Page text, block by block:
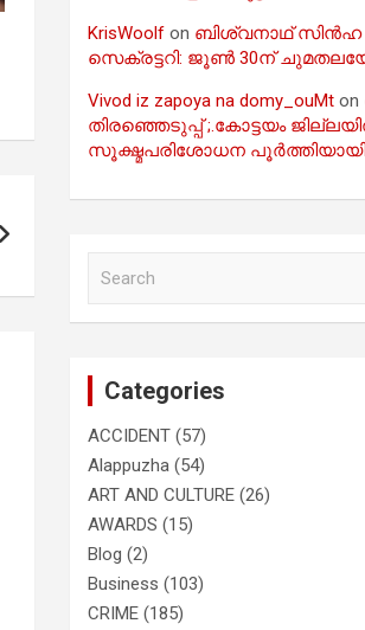
KrisWoolf on ബിശ്വനാഥ് സിൻഹ
സെക്രട്ടറി: ജൂൺ 30ന്
Vivod iz zapoya na domy_ouMt on
തിരഞ്ഞെടുപ്പ് ;.കോട്ടയം
സൂക്ഷ്മപരിശോധന പൂർത്തിയായി
Categories
ACCIDENT (57)
Alappuzha (54)
ART AND CULTURE (26)
AWARDS (15)
Blog (2)
Business (103)
CRIME (185)